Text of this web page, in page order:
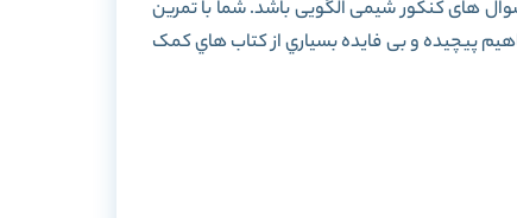
ﻫﺎی کنکور شیمی الگویی باشد. شما با تمرین
ﭘﯿﭽﯿﺪه و ﺑﯽ ﻓﺎﯾﺪه ﺑﺴﯿﺎري از ﮐﺘﺎب ﻫﺎي ﮐﻤﮏ